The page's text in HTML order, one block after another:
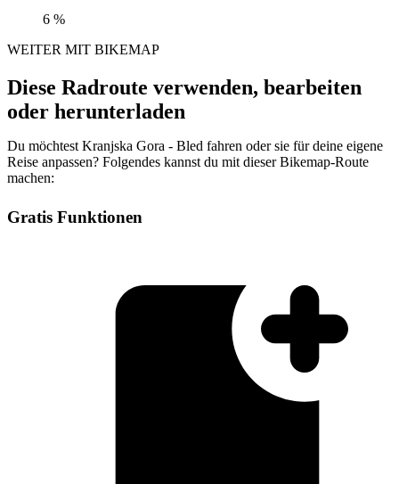
6 %
WEITER MIT BIKEMAP
Diese Radroute verwenden, bearbeiten
oder herunterladen
Du möchtest Kranjska Gora - Bled fahren oder sie für deine eigene
Reise anpassen? Folgendes kannst du mit dieser Bikemap-Route
machen:
Gratis Funktionen